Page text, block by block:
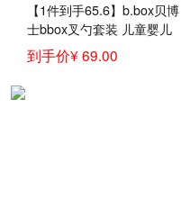
【1件到手65.6】b.box贝博
士bbox叉勺套装 儿童婴儿
叉子勺子弯头勺 宝宝儿童
餐具训练勺 草莓粉
到手价¥ 69.00